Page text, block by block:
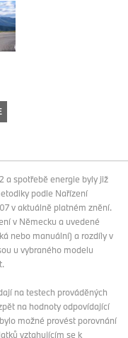
a spotřebě energie byly již
podle Nařízení
v aktuálně platném znění.
v Německu a uvedené
nebo manuální) a rozdíly v
u vybraného modelu
na testech prováděných
na hodnoty odpovídající
možné provést porovnání
vztahujícím se k